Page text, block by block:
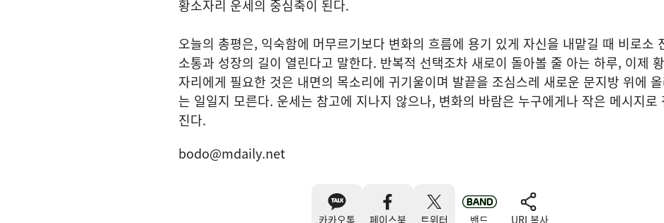
황소자리 운세의 중심축이 된다.
오늘의 총평은, 익숙함에 머무르기보다 변화의 흐름에 용기 있게 자신을 내맡길 때 비로소
소통과 성장의 길이 열린다고 말한다. 반복적 선택조차 새로이 돌아볼 줄 아는 하루, 이제
자리에게 필요한 것은 내면의 목소리에 귀기울이며 발끝을 조심스레 새로운 문지방 위에
는 일일지 모른다. 운세는 참고에 지나지 않으나, 변화의 바람은 누구에게나 작은 메시지로
진다.
bodo@mdaily.net
카카오톡 페이스북 트위터 밴드 URL복사